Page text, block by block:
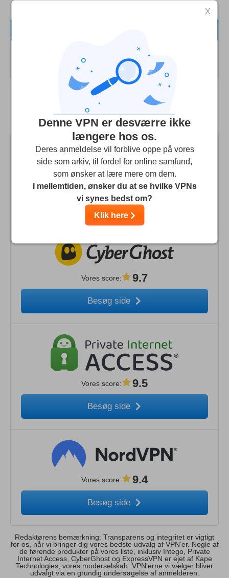
Hastighed
Streaming
Sikkerhed
Kundeservice
Der er ingen Brugeranmeldelser fundet i
denne Kategori!
Sammenlign TuVPN med andre top VPN'er
Vores score : 9.9
Besøg side
Vores score: 9.7
Besøg side
Vores score: 9.5
Besøg side
Vores score: 9.4
Besøg side
Redaktørens bemærkning: Transparens og integritet er vigtigt
for os, når vi bringer dig vores bedste udvalg af VPN’er. Nogle af
de førende produkter på vores liste, inklusiv Intego, Private
Internet Access, CyberGhost og ExpressVPN er ejet af Kape
Technologies, vores moderselskab. VPN’erne vi vælger bliver
udvalgt via en grundig undersøgelse af anmelderen.
X
Denne VPN er desværre ikke
længere hos os.
Deres anmeldelse vil forblive oppe på vores
side som arkiv, til fordel for online samfund,
som ønsker at lære mere om dem.
I mellemtiden, ønsker du at se hvilke VPNs
vi synes bedst om?
Klik here